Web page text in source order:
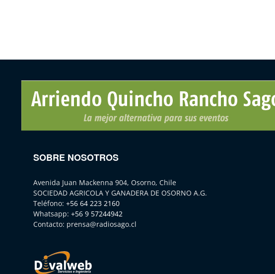
SOBRE NOSOTROS
Avenida Juan Mackenna 904, Osorno, Chile
SOCIEDAD AGRICOLA Y GANADERA DE OSORNO A.G.
Teléfono: +56 64 223 2160
Whatsapp: +56 9 57244942
Contacto: prensa@radiosago.cl